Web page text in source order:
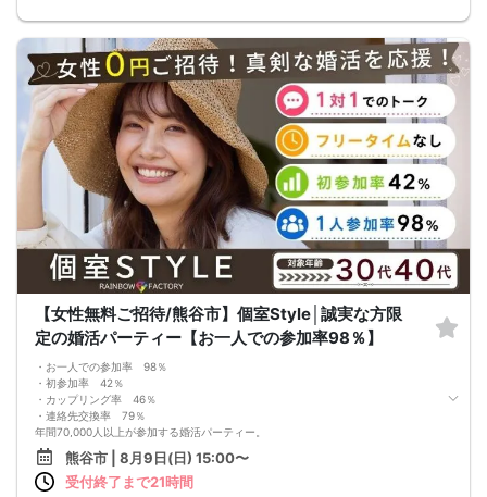
時間に間に合うよう、必ず余裕をもったご来場をお願いいたします。 ※集客状況
に応じてサムネイル等が変更になる場合がございます。 参加年齢と参加条件は変
更されませんのでご安心ください。
【女性無料ご招待/熊谷市】個室Style│誠実な方限
定の婚活パーティー【お一人での参加率98％】
・お一人での参加率 98％
・初参加率 42％
・カップリング率 46％
・連絡先交換率 79％
年間70,000人以上が参加する婚活パーティー。
お一人で参加されることを考えたスタイルで、98％の方がお一人で参加されてい
ます。
真剣に婚活されている方だけを対象とした小規模な婚活イベントで、空いた時間
熊谷市 | 8月9日(日) 15:00〜
受付終了まで21時間